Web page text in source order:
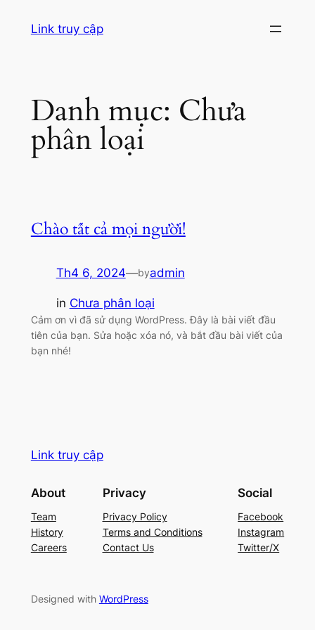
Link truy cập
Danh mục: Chưa
phân loại
Chào tất cả mọi người!
Th4 6, 2024—byadmin
in Chưa phân loại
Cảm ơn vì đã sử dụng WordPress. Đây là bài viết đầu
tiên của bạn. Sửa hoặc xóa nó, và bắt đầu bài viết của
bạn nhé!
Link truy cập
About
Team
History
Careers
Privacy
Privacy Policy
Terms and Conditions
Contact Us
Social
Facebook
Instagram
Twitter/X
Designed with WordPress